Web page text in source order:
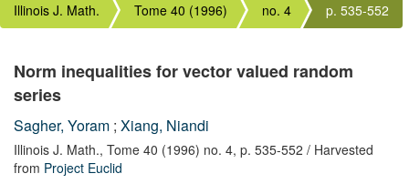
Illinois J. Math. Tome 40 (1996) no. 4 p. 535-552
Norm inequalities for vector valued random
series
Sagher, Yoram ; Xiang, Niandi
Illinois J. Math., Tome 40 (1996) no. 4, p. 535-552 / Harvested
from Project Euclid